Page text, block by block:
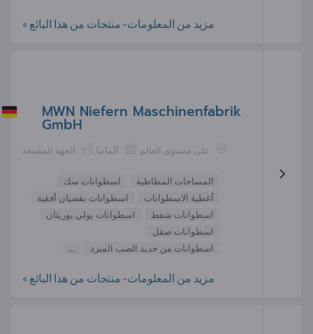
مزيد من المعلومات- منتجات من هذا البائع »
MWN Niefern Maschinenfabrik
GmbH
الجهة المصنعة ألمانيا على مستوى العالم
المساحات المطاطية
اسطوانات سك
أغطية الاسطوانات
اسطوانات بقضبان أفقية
اسطوانات شفط
اسطوانات بولي يوريثان
اسطوانات صقل
اسطوانات من حديد الصب المبرد
...
مزيد من المعلومات- منتجات من هذا البائع »